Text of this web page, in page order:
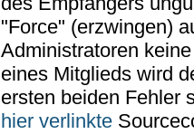
"Force" (erzwingen)
Administratoren
eines Mitglieds wird
ersten beiden Fehler
hier verlinkte